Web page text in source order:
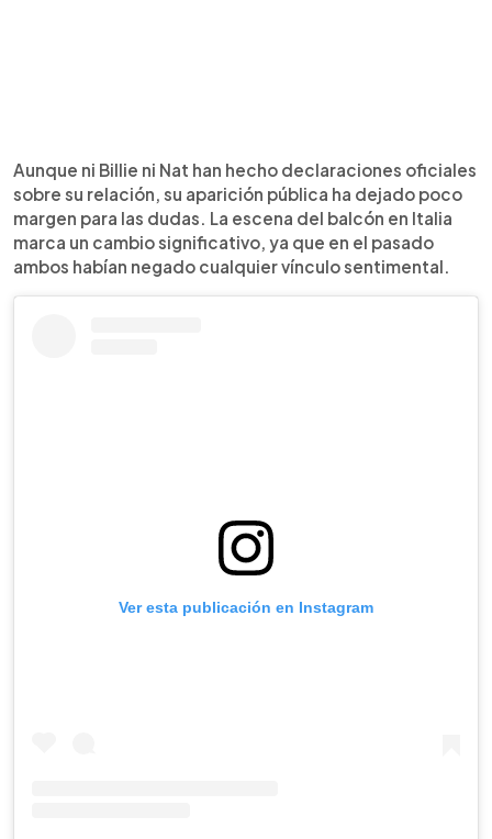
Aunque ni Billie ni Nat han hecho declaraciones oficiales
sobre su relación, su aparición pública ha dejado poco
margen para las dudas. La escena del balcón en Italia
marca un cambio significativo, ya que en el pasado
ambos habían negado cualquier vínculo sentimental.
Ver esta publicación en Instagram